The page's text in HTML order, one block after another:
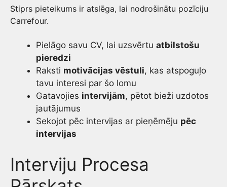
Stiprs pieteikums ir atslēga, lai nodrošinātu pozīciju
Carrefour.
Pielāgo savu CV, lai uzsvērtu atbilstošu
pieredzi
Raksti motivācijas vēstuli, kas atspoguļo
tavu interesi par šo lomu
Gatavojies intervijām, pētot bieži uzdotos
jautājumus
Sekojot pēc intervijas ar pieņēmēju pēc
intervijas
Interviju Procesa